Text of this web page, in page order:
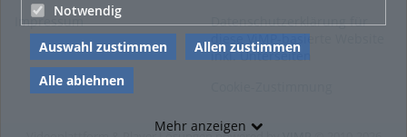
Notwendig
Auswahl zustimmen
Allen zustimmen
Alle ablehnen
Mehr anzeigen
Impressum
Datenschutzerklärung für
diese ViMP-basierte Website
inkl. Unterseiten